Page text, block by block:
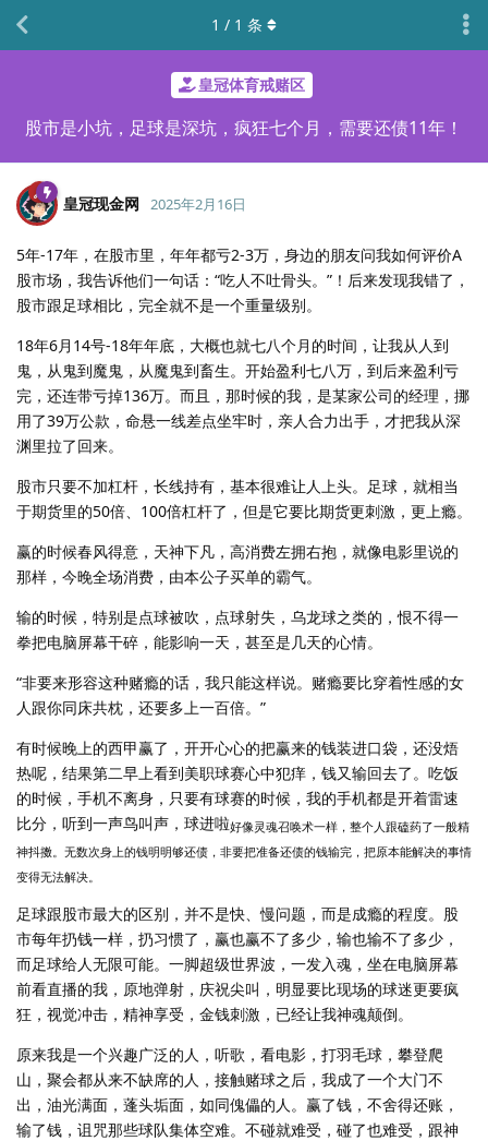
皇冠体育戒赌区
股市是小坑，足球是深坑，疯狂七个月，需要还债11年！
1 / 1 条
皇冠现金网 2025年2月16日
5年-17年，在股市里，年年都亏2-3万，身边的朋友问我如何评价A
股市场，我告诉他们一句话：“吃人不吐骨头。”！后来发现我错了，
股市跟足球相比，完全就不是一个重量级别。
18年6月14号-18年年底，大概也就七八个月的时间，让我从人到
鬼，从鬼到魔鬼，从魔鬼到畜生。开始盈利七八万，到后来盈利亏
完，还连带亏掉136万。而且，那时候的我，是某家公司的经理，挪
用了39万公款，命悬一线差点坐牢时，亲人合力出手，才把我从深
渊里拉了回来。
股市只要不加杠杆，长线持有，基本很难让人上头。足球，就相当
于期货里的50倍、100倍杠杆了，但是它要比期货更刺激，更上瘾。
赢的时候春风得意，天神下凡，高消费左拥右抱，就像电影里说的
那样，今晚全场消费，由本公子买单的霸气。
输的时候，特别是点球被吹，点球射失，乌龙球之类的，恨不得一
拳把电脑屏幕干碎，能影响一天，甚至是几天的心情。
“非要来形容这种赌瘾的话，我只能这样说。赌瘾要比穿着性感的女
人跟你同床共枕，还要多上一百倍。”
有时候晚上的西甲赢了，开开心心的把赢来的钱装进口袋，还没焐
热呢，结果第二早上看到美职球赛心中犯痒，钱又输回去了。吃饭
的时候，手机不离身，只要有球赛的时候，我的手机都是开着雷速
比分，听到一声鸟叫声，球进啦好像灵魂召唤术一样，整个人跟磕药了一般精
神抖擞。无数次身上的钱明明够还债，非要把准备还债的钱输完，把原本能解决的事情
变得无法解决。
足球跟股市最大的区别，并不是快、慢问题，而是成瘾的程度。股
市每年扔钱一样，扔习惯了，赢也赢不了多少，输也输不了多少，
而足球给人无限可能。一脚超级世界波，一发入魂，坐在电脑屏幕
前看直播的我，原地弹射，庆祝尖叫，明显要比现场的球迷更要疯
狂，视觉冲击，精神享受，金钱刺激，已经让我神魂颠倒。
原来我是一个兴趣广泛的人，听歌，看电影，打羽毛球，攀登爬
山，聚会都从来不缺席的人，接触赌球之后，我成了一个大门不
出，油光满面，蓬头垢面，如同傀儡的人。赢了钱，不舍得还账，
输了钱，诅咒那些球队集体空难。不碰就难受，碰了也难受，跟神